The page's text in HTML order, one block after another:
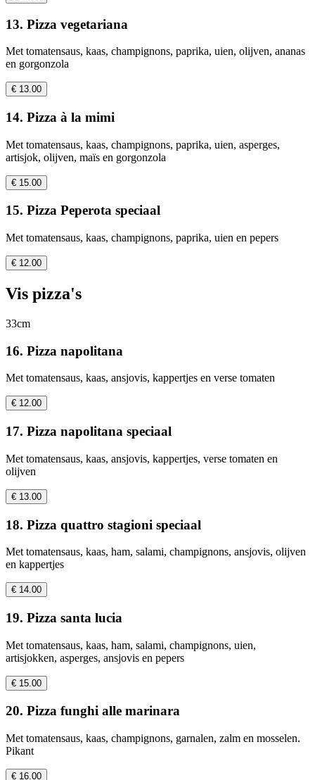
13. Pizza vegetariana
Met tomatensaus, kaas, champignons, paprika, uien, olijven, ananas
en gorgonzola
€ 13.00
14. Pizza à la mimi
Met tomatensaus, kaas, champignons, paprika, uien, asperges,
artisjok, olijven, maïs en gorgonzola
€ 15.00
15. Pizza Peperota speciaal
Met tomatensaus, kaas, champignons, paprika, uien en pepers
€ 12.00
Vis pizza's
33cm
16. Pizza napolitana
Met tomatensaus, kaas, ansjovis, kappertjes en verse tomaten
€ 12.00
17. Pizza napolitana speciaal
Met tomatensaus, kaas, ansjovis, kappertjes, verse tomaten en
olijven
€ 13.00
18. Pizza quattro stagioni speciaal
Met tomatensaus, kaas, ham, salami, champignons, ansjovis, olijven
en kappertjes
€ 14.00
19. Pizza santa lucia
Met tomatensaus, kaas, ham, salami, champignons, uien,
artisjokken, asperges, ansjovis en pepers
€ 15.00
20. Pizza funghi alle marinara
Met tomatensaus, kaas, champignons, garnalen, zalm en mosselen.
Pikant
€ 16.00